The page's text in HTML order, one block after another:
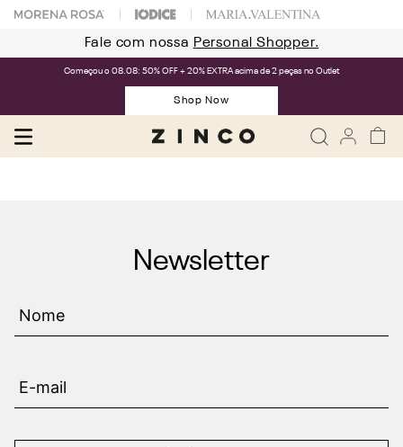
Fale com nossa Personal Shopper.
Começou o 08.08: 50% OFF + 20% EXTRA acima de 2 peças no Outlet
Shop Now
Newsletter